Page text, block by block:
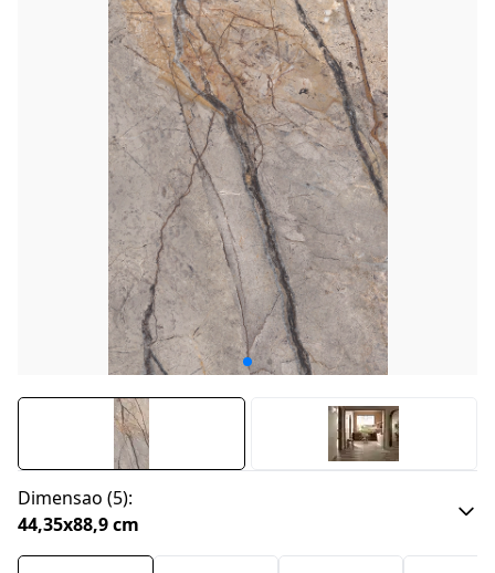
Dimensao (5):
44,35x88,9 cm